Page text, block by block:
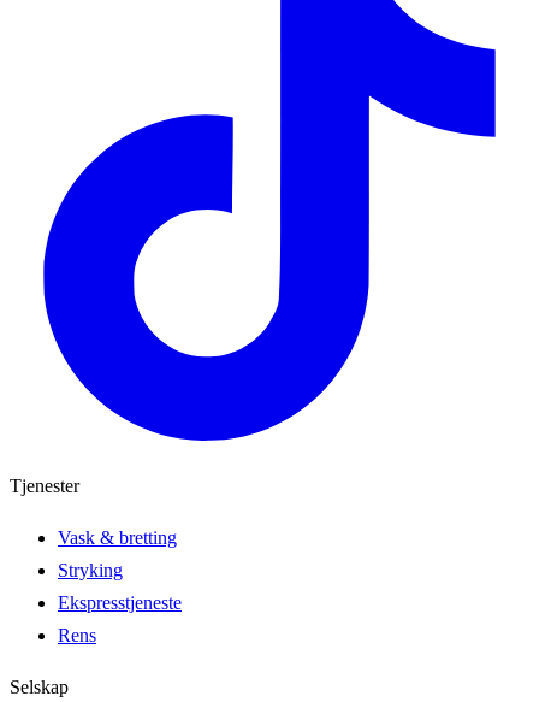
Tjenester
Vask & bretting
Stryking
Ekspresstjeneste
Rens
Selskap